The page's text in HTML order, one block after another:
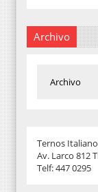
Archivo
Ternos
Av. Larco 812
Telf: 447 0295